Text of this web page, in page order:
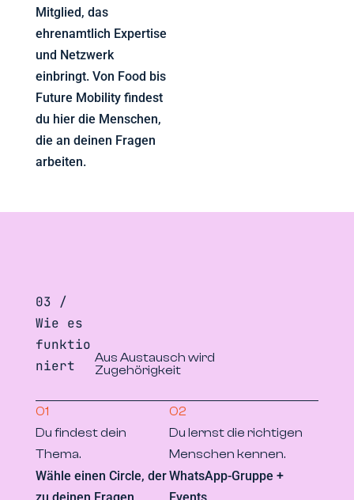
Mitglied, das
ehrenamtlich Expertise
und Netzwerk
einbringt. Von Food bis
Future Mobility findest
du hier die Menschen,
die an deinen Fragen
arbeiten.
03 /
Wie es
funktio
niert
Aus Austausch wird
Zugehörigkeit
01
Du findest dein
Thema.
Wähle einen Circle, der
02
Du lernst die richtigen
Menschen kennen.
WhatsApp-Gruppe +